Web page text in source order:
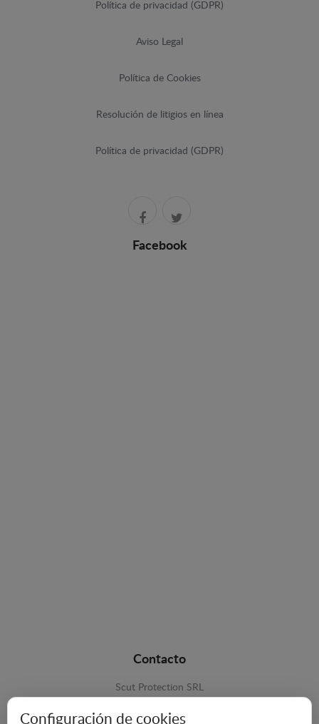
Política de privacidad (GDPR)
Aviso Legal
Política de Cookies
Resolución de litigios en línea
Política de privacidad (GDPR)
Facebook
Contacto
Scut Protection SRL
Configuración de cookies